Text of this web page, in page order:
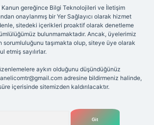
Kanun gereğince Bilgi Teknolojileri ve İletişim
onaylanmış bir Yer Sağlayıcı olarak hizmet
sitedeki içerikleri proaktif olarak denetleme
bulunmamaktadır. Ancak, üyelerimiz
sorumluluğunu taşımakta olup, siteye üye olarak
etmiş sayılırlar.
aykırı olduğunu düşündüğünüz
adresine bildirmeniz halinde,
içerisinde sitemizden kaldırılacaktır.